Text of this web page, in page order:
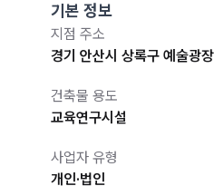
기본 정보
지점 주소
경기 안산시 상록구 예술광
건축물 용도
교육연구시설
사업자 유형
개인·법인